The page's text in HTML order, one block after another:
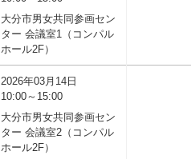
大分市男女共同参画セン
ター 会議室1（コンパル
ホール2F）
2026年03月14日
10:00～15:00
大分市男女共同参画セン
ター 会議室2（コンパル
ホール2F）